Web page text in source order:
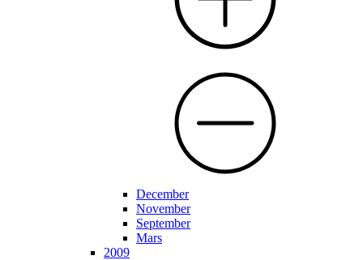
December
November
September
Mars
2009